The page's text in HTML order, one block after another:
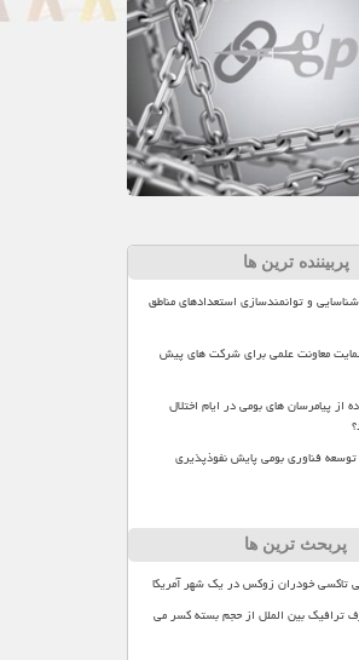
پربیننده ترین ها
و توانمندسازی استعدادهای مناطق
معاونت علمی برای شرکت های پیش
از پیامرسان های بومی در ایام اختلال
توسعه فناوری بومی پایش نفوذپذیری
پربحث ترین ها
خودران زوکس در یک شهر آمریکا
ترافیک بین الملل از حجم بسته کسر می